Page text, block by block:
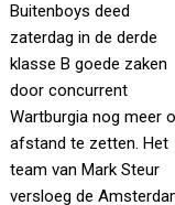
Buitenboys deed
zaterdag in de derde
klasse B goede zaken
door concurrent
Wartburgia nog meer
afstand te zetten. Het
team van Mark Steur
versloeg de